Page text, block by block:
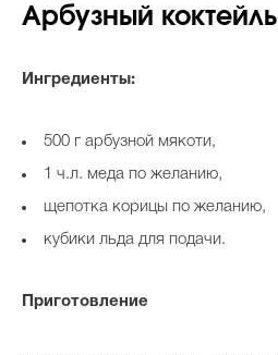
Арбузный коктейль
Ингредиенты:
500 г арбузной мякоти,
1 ч.л. меда по желанию,
щепотка корицы по желанию,
кубики льда для подачи.
Приготовление